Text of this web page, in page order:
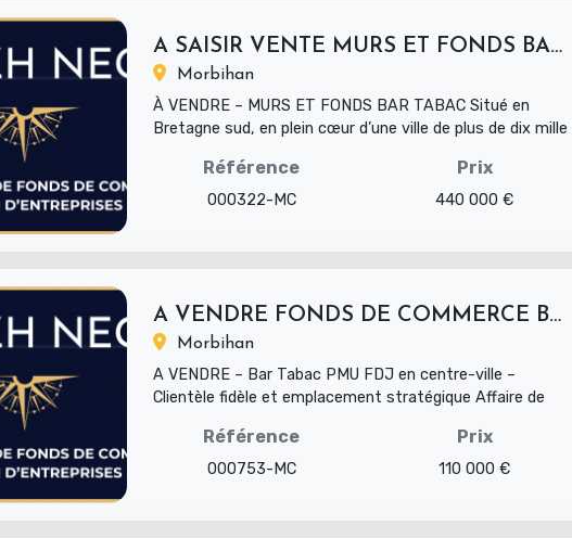
A SAISIR VENTE MURS ET FONDS BAR...
Morbihan
À VENDRE – MURS ET FONDS BAR TABAC Situé en
Bretagne sud, en plein cœur d’une ville de plus de dix mille
Référence
000322-MC
Prix
440 000 €
A VENDRE FONDS DE COMMERCE BAR TABAC...
Morbihan
A VENDRE – Bar Tabac PMU FDJ en centre-ville –
Clientèle fidèle et emplacement stratégique Affaire de
Référence
000753-MC
Prix
110 000 €